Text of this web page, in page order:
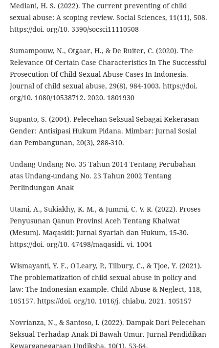
Mediani, H. S. (2022). The current preventing of child
sexual abuse: A scoping review. Social Sciences, 11(11), 508.
https://doi. org/10. 3390/socsci11110508
Sumampouw, N., Otgaar, H., & De Ruiter, C. (2020). The
Relevance Of Certain Case Characteristics In The Successful
Prosecution Of Child Sexual Abuse Cases In Indonesia.
Journal of child sexual abuse, 29(8), 984-1003. https://doi.
org/10. 1080/10538712. 2020. 1801930
Supanto, S. (2004). Pelecehan Seksual Sebagai Kekerasan
Gender: Antisipasi Hukum Pidana. Mimbar: Jurnal Sosial
dan Pembangunan, 20(3), 288-310.
Undang-Undang No. 35 Tahun 2014 Tentang Perubahan
atas Undang-undang No. 23 Tahun 2002 Tentang
Perlindungan Anak
Utami, A., Sukiakhy, K. M., & Jummi, C. V. R. (2022). Proses
Penyusunan Qanun Provinsi Aceh Tentang Khalwat
(Mesum). Maqasidi: Jurnal Syariah dan Hukum, 15-30.
https://doi. org/10. 47498/maqasidi. vi. 1004
Wismayanti, Y. F., O'Leary, P., Tilbury, C., & Tjoe, Y. (2021).
The problematization of child sexual abuse in policy and
law: The Indonesian example. Child Abuse & Neglect, 118,
105157. https://doi. org/10. 1016/j. chiabu. 2021. 105157
Novrianza, N., & Santoso, I. (2022). Dampak Dari Pelecehan
Seksual Terhadap Anak Di Bawah Umur. Jurnal Pendidikan
Kewarganegaraan Undiksha, 10(1), 53-64.